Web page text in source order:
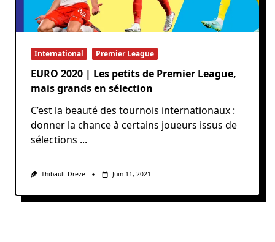
International Premier League
EURO 2020 | Les petits de Premier League,
mais grands en sélection
C’est la beauté des tournois internationaux :
donner la chance à certains joueurs issus de
sélections ...
Thibault Dreze Juin 11, 2021